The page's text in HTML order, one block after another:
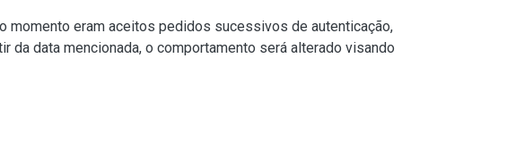
momento eram aceitos pedidos sucessivos de autenticação,
data mencionada, o comportamento será alterado visando